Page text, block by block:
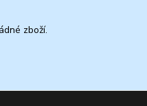
zboží.